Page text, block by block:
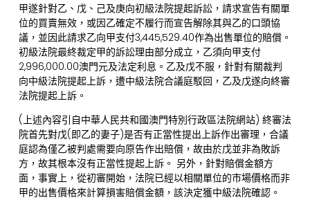
甲遂針對乙、戊、己及庚向初級法院提起訴訟，請求宣告有關單
位的買賣無效，或因乙確定不履行而宣告解除其與乙的口頭協
議，並因此請求乙向甲支付3,445,529.40作為出售單位的賠償。
初級法院最終裁定甲的訴訟理由部分成立，乙須向甲支付
2,996,000.00澳門元及法定利息。乙及戊不服，針對有關裁判
向中級法院提起上訴，遭中級法院合議庭駁回，乙及戊遂向終審
法院提起上訴。
(上述內容引自中華人民共和國澳門特別行政區法院網站) 終審法
院首先對戊(即乙的妻子)是否有正當性提出上訴作出審理，合議
庭認為僅乙被判處需要向原告作出賠償，故由於戊並非為敗訴
方，故其根本沒有正當性提起上訴。 另外，針對賠償金額方
面，事實上，從初審開始，法院已經以相關單位的市場價格而非
甲的出售價格來計算損害賠償金額，該決定獲中級法院確認。